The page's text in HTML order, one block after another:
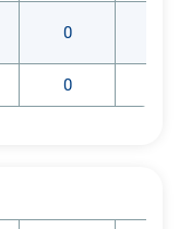
0
0